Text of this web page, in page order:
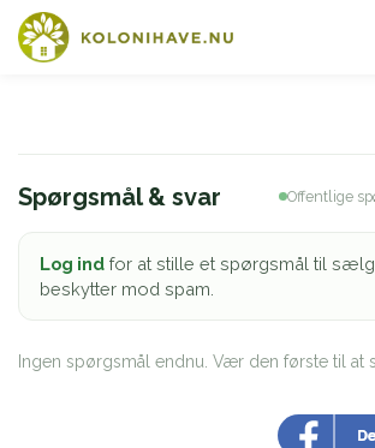
Spørgsmål & svar Offentlige
Log ind for at stille et spørgsmål til
beskytter mod spam.
Ingen spørgsmål endnu. Vær den første til at